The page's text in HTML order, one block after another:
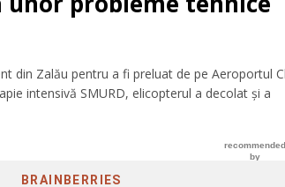
din Zalău pentru a fi preluat de pe Aeroportul
intensivă SMURD, elicopterul a decolat și a